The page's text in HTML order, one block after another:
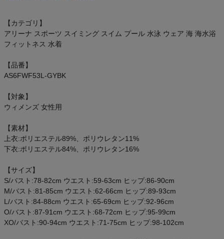
サックス SAXX
オン On
スポーツマリオTOP
お気に入り
ご利用ガイド
クーポン一覧
商品レビュー
【カテゴリ】
アリーナ スポーツ スイミング スイム プール 水泳 ウェア 海 海水浴
フィットネス 水着
【品番】
AS6FWF53L-GYBK
【対象】
ウィメンズ 女性用
【素材】
上衣:ポリエステル89%、ポリウレタン11%
下衣:ポリエステル84%、ポリウレタン16%
【サイズ】
S/バスト:78-82cm ウエスト:59-63cm ヒップ:86-90cm
M/バスト:81-85cm ウエスト:62-66cm ヒップ:89-93cm
L/バスト:84-88cm ウエスト:65-69cm ヒップ:92-96cm
O/バスト:87-91cm ウエスト:68-72cm ヒップ:95-99cm
XO/バスト:90-94cm ウエスト:71-75cm ヒップ:98-102cm